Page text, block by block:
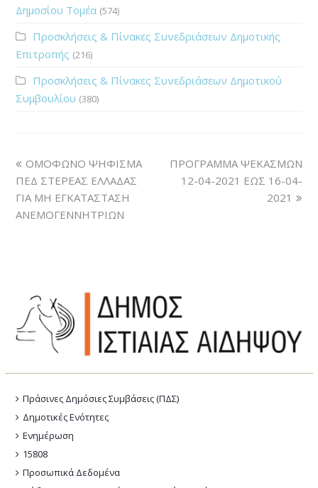
Δημοσίου Τομέα (574)
Προσκλήσεις & Πίνακες Συνεδριάσεων Δημοτικής
Επιτροπής (216)
Προσκλήσεις & Πίνακες Συνεδριάσεων Δημοτικού
Συμβουλίου (380)
ΟΜΟΦΩΝΟ ΨΗΦΙΣΜΑ
ΠΕΔ ΣΤΕΡΕΑΣ ΕΛΛΑΔΑΣ
ΓΙΑ ΜΗ ΕΓΚΑΤΑΣΤΑΣΗ
ΑΝΕΜΟΓΕΝΝΗΤΡΙΩΝ
ΠΡΟΓΡΑΜΜΑ ΨΕΚΑΣΜΩΝ
12-04-2021 ΕΩΣ 16-04-
2021
Πράσινες Δημόσιες Συμβάσεις (ΠΔΣ)
Δημοτικές Ενότητες
Ενημέρωση
15808
Προσωπικά Δεδομένα